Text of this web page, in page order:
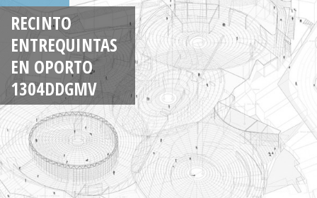
RECINTO
ENTREQUINTAS
EN OPORTO
1304DDGMV